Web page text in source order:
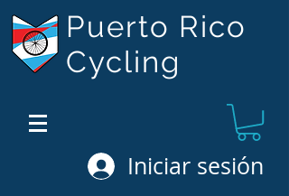
Puerto Rico
Cycling
Iniciar sesión